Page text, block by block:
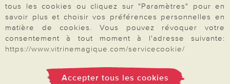
Besoin d'aide?
Mentions légales|CGV|Données & liberté|Vie privée & cookies
tous les cookies ou cliquez sur "Paramètres" pour en
savoir plus et choisir vos préférences personnelles en
matière de cookies. Vous pouvez révoquer votre
consentement à tout moment à l'adresse suivante:
https://www.vitrinemagique.com/servicecookie/
Accepter tous les cookies